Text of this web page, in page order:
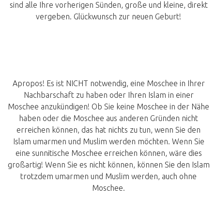
sind alle Ihre vorherigen Sünden, große und kleine, direkt
vergeben. Glückwunsch zur neuen Geburt!
Apropos! Es ist NICHT notwendig, eine Moschee in Ihrer
Nachbarschaft zu haben oder Ihren Islam in einer
Moschee anzukündigen! Ob Sie keine Moschee in der Nähe
haben oder die Moschee aus anderen Gründen nicht
erreichen können, das hat nichts zu tun, wenn Sie den
Islam umarmen und Muslim werden möchten. Wenn Sie
eine sunnitische Moschee erreichen können, wäre dies
großartig! Wenn Sie es nicht können, können Sie den Islam
trotzdem umarmen und Muslim werden, auch ohne
Moschee‪.‬